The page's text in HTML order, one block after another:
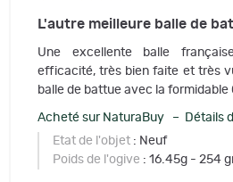
L'autre meilleure balle de
Une excellente balle
efficacité, très bien faite et très
balle de battue avec la formidable
Acheté sur NaturaBuy – Détails
Etat de l'objet : Neuf
Poids de l'ogive : 16.45g - 254